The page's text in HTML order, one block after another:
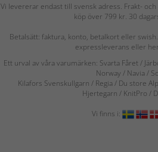
Vi levererar endast till svensk adress. Frakt-
köp över 799 kr. 30
Betalsätt: faktura, konto, betalkort eller
expressleverans eller
Ett urval av våra varumärken: Svarta Fåret /
Norway / Navia/
Kilafors Svenskullgarn / Regia / Du store
Hjertegarn / KnitPro /
Vi finns i: